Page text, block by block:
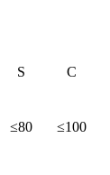
S C
≤80 ≤100